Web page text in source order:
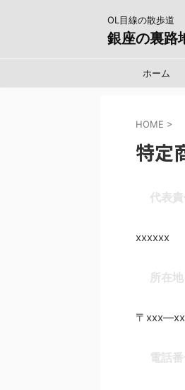
OL目線の散歩道
銀座の裏路
ホーム
HOME >
特定
代表
xxxxxx
所在地
〒
電話